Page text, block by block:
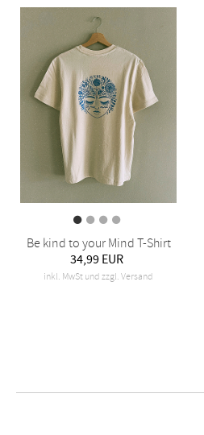
Be kind to your Mind T-Shirt
34,99 EUR
inkl. MwSt und zzgl. Versand